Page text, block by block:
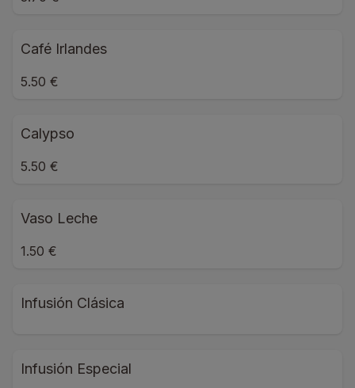
Café Irlandes
5.50 €
Calypso
5.50 €
Vaso Leche
1.50 €
Infusión Clásica
Infusión Especial